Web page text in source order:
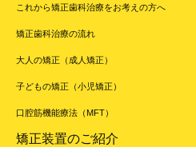
これから矯正歯科治療をお考えの方へ
矯正歯科治療の流れ
大人の矯正（成人矯正）
子どもの矯正（小児矯正）
口腔筋機能療法（MFT）
矯正装置のご紹介